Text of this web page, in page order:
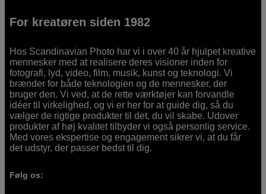
For kreatøren siden 1982
Hos Scandinavian Photo har vi i over 40 år hjulpet kreative
mennesker med at realisere deres visioner inden for
fotografi, lyd, video, film, musik, kunst og teknologi. Vi
brænder for både teknologien og de mennesker, der
bruger den. Vi ved, at de rette værktøjer kan forvandle
idéer til virkelighed, og vi er her for at guide dig, så du
vælger de rigtige produkter til det, du vil skabe. Udover
produkter af høj kvalitet tilbyder vi også personlig service.
Med vores ekspertise og engagement sikrer vi, at du får
det udstyr, der passer bedst til dig.
Følg os: